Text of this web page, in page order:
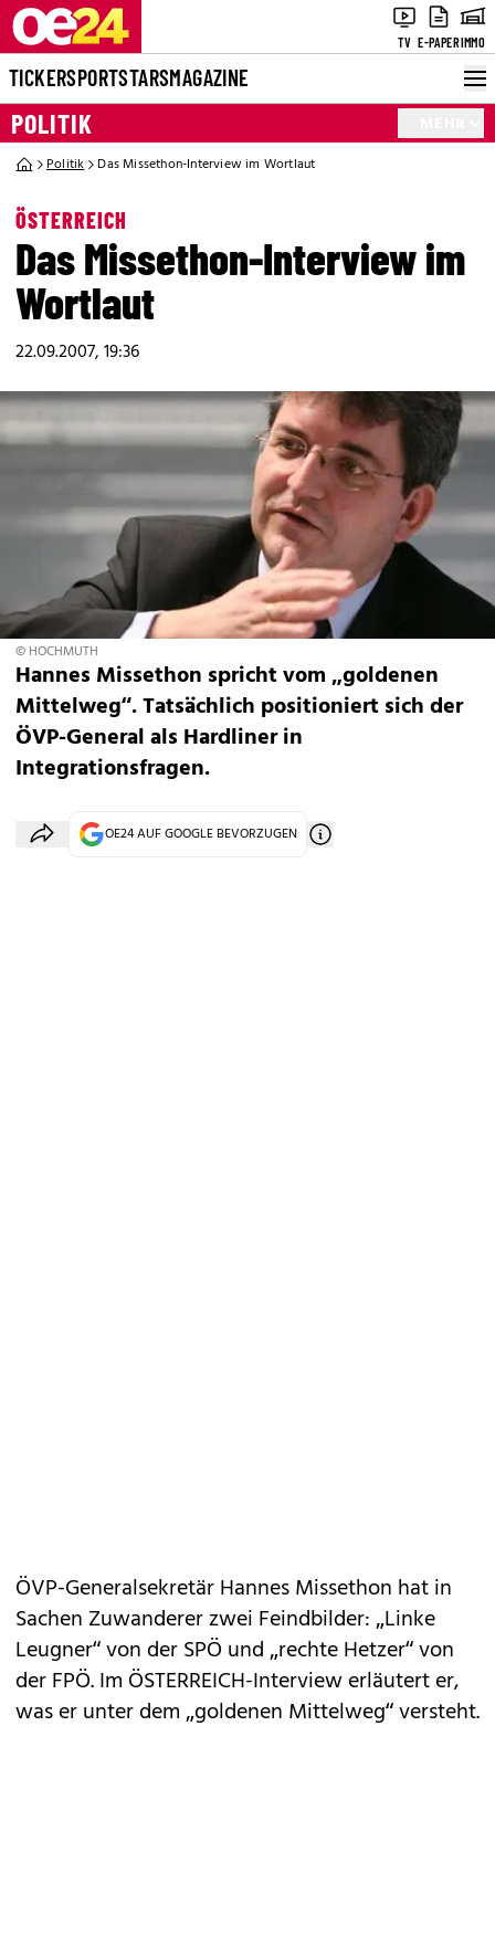
TV E-PAPERIMMO
TICKERSPORTSTARSMAGAZINE
POLITIK
Politik Das Missethon-Interview im Wortlaut
ÖSTERREICH
Das Missethon-Interview im
Wortlaut
22.09.2007, 19:36
© HOCHMUTH
Hannes Missethon spricht vom „goldenen
Mittelweg“. Tatsächlich positioniert sich der
ÖVP-General als Hard­liner in
Integrationsfragen.
OE24 AUF GOOGLE BEVORZUGEN
ÖVP-Generalsekretär Hannes Missethon hat in
Sachen Zuwanderer zwei Feindbilder: „Linke
Leugner“ von der SPÖ und „rechte Hetzer“ von
der FPÖ. Im ÖSTERREICH-Interview erläutert er,
was er unter dem „goldenen Mittelweg“ versteht.